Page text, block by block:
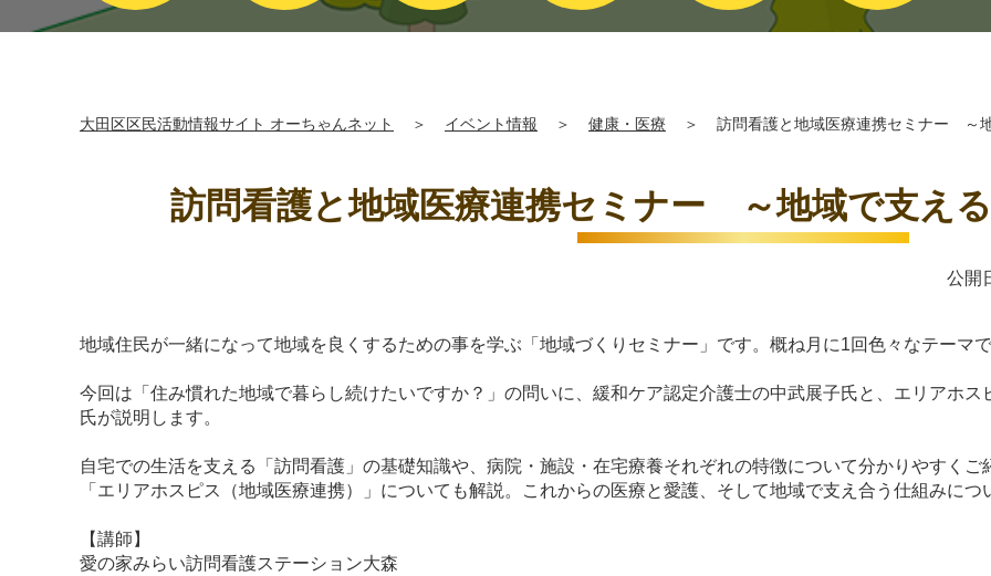
大田区区民活動情報サイト オーちゃんネット ＞ イベント情報 ＞ 健康・医療 ＞ 訪問看護と地域医療連携セミナー ～
訪問看護と地域医療連携セミナー ～地域で支え
公開
地域住民が一緒になって地域を良くするための事を学ぶ「地域づくりセミナー」です。概ね月に1回色々なテーマ
今回は「住み慣れた地域で暮らし続けたいですか？」の問いに、緩和ケア認定介護士の中武展子氏と、エリアホ
氏が説明します。
自宅での生活を支える「訪問看護」の基礎知識や、病院・施設・在宅療養それぞれの特徴について分かりやすく
「エリアホスピス（地域医療連携）」についても解説。これからの医療と愛護、そして地域で支え合う仕組みに
【講師】
愛の家みらい訪問看護ステーション大森